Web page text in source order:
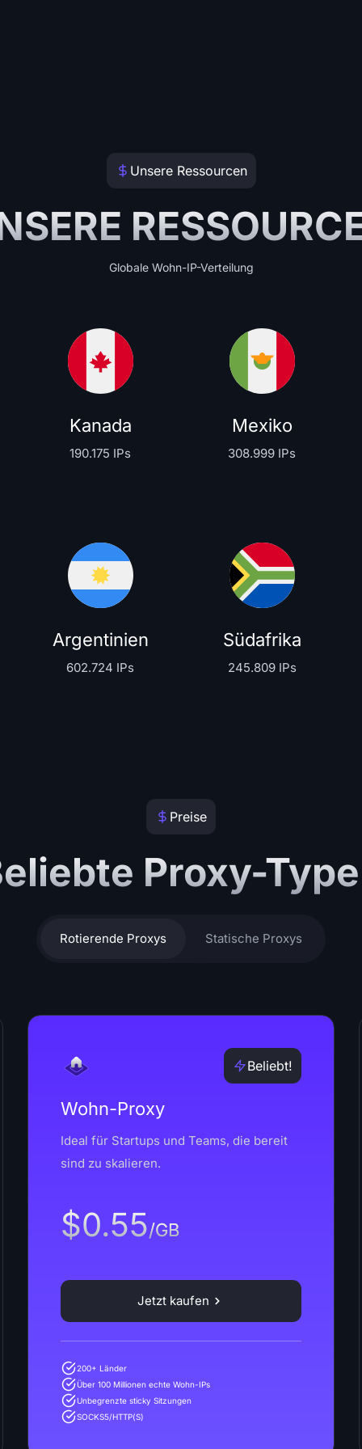
Unsere Ressourcen
Globale Wohn-IP-Verteilung
Kanada
190.175 IPs
Mexiko
308.999 IPs
Argentinien
602.724 IPs
Südafrika
245.809 IPs
Preise
Proxy-
Rotierende Proxys Statische Proxys
Beliebt!
Wohn-Proxy
Ideal für Startups und Teams, die bereit
sind zu skalieren.
$0.55/GB
Jetzt kaufen
200+ Länder
Über 100 Millionen echte Wohn-IPs
Unbegrenzte sticky Sitzungen
SOCKS5/HTTP(S)